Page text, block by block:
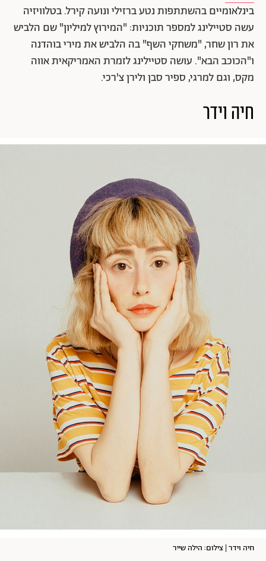
בינלאומיים בהשתתפות נטע ברזילי ונועה קירל. בטלוויזיה
עשה סטיילינג למספר תוכניות: "המירוץ למיליון" שם הלביש
את רון שחר, "משחקי השף" בה הלביש את מירי בוהדנה
ו"הכוכב הבא". עושה סטיילינג לזמרת האמריקאית אווה
מקס, וגם למרגי, ספיר סבן ולירן צ'רכי.
חיה וידר
חיה וידר | צילום: הילה שייר